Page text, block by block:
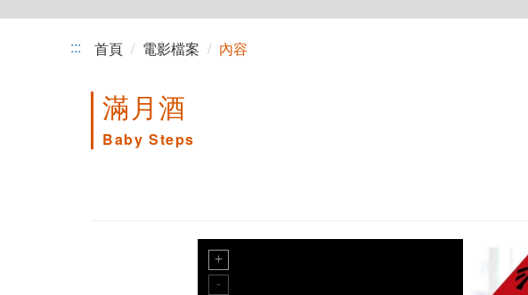
::: 首頁 電影檔案 內容
滿月酒
Baby Steps